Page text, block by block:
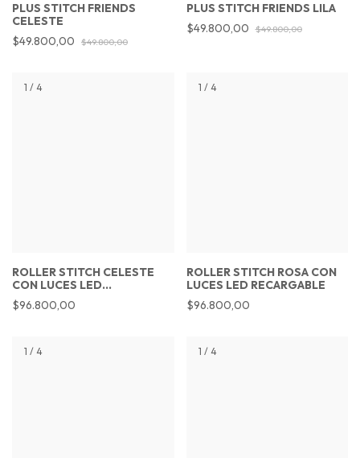
PLUS STITCH FRIENDS
CELESTE
$49.800,00
$49.800,00
PLUS STITCH FRIENDS LILA
$49.800,00
$49.800,00
1 / 4
ROLLER STITCH CELESTE
CON LUCES LED
RECARGABLE
$96.800,00
1 / 4
ROLLER STITCH ROSA CON
LUCES LED RECARGABLE
$96.800,00
1 / 4 1 / 4